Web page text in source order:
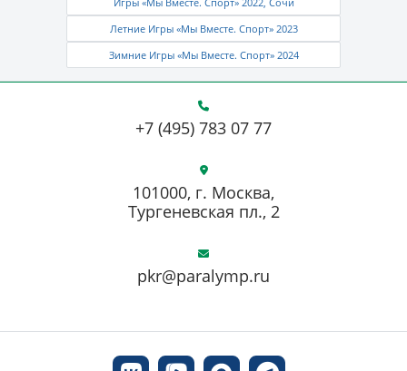
Летние Игры «Мы Вместе. Спорт» 2023
Зимние Игры «Мы Вместе. Спорт» 2024
+7 (495) 783 07 77
pkr@paralymp.ru
101000, г. Москва,
Тургеневская пл., 2